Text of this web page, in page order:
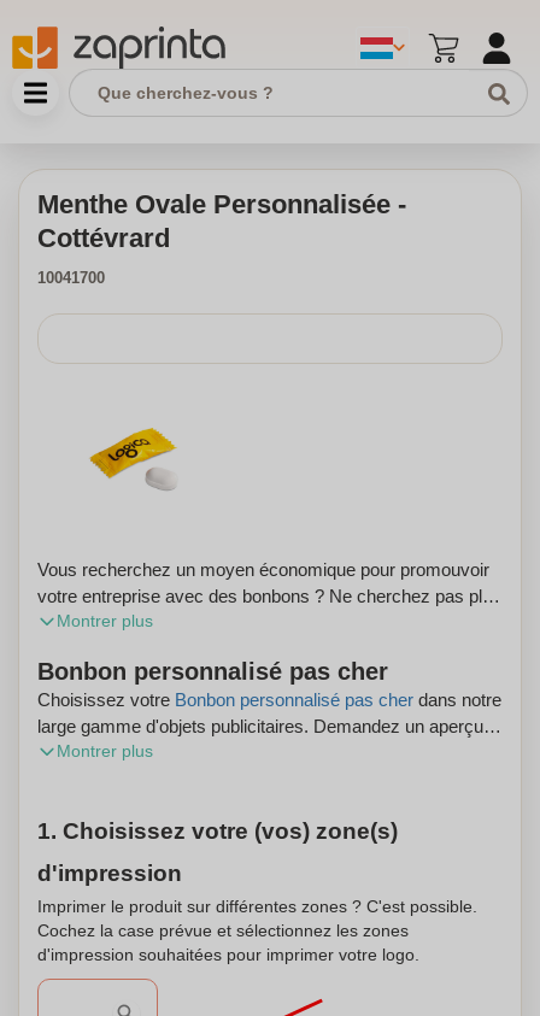
Menthe Ovale Personnalisée -
Cottévrard
10041700
Vous recherchez un moyen économique pour promouvoir
votre entreprise avec des bonbons ? Ne cherchez pas plus
loin que notre Flowpack menthe poivrée. Ces petits
élégant, parfait pour attirer l'attention sur votre marque.
Avec la possibilité d'y ajouter votre propre logo, ils
deviennent un outil publicitaire incontournable. Ces
menthes ovales offrent une fraîcheur instantanée et
les salons professionnels, ou simplement comme cadeau
à vos clients pour leur rappeler votre marque. En plus de
ravir le palais, ces menthes contribuent à renforcer votre
identité visuelle de manière subtile mais efficace. Offrez à
vos clients une expérience mémorable tout en assurant la
visibilité continue de votre entreprise. En somme, le
Flowpack menthe poivrée est non seulement un produit
Montrer plus
Bonbon personnalisé pas cher
Choisissez votre Bonbon personnalisé pas cher dans notre
large gamme d'objets publicitaires. Demandez un aperçu
numérique gratuit et profitez de la livraison gratuite de votre
Montrer plus
1. Choisissez votre (vos) zone(s)
d'impression
Imprimer le produit sur différentes zones ? C'est possible.
Cochez la case prévue et sélectionnez les zones
d'impression souhaitées pour imprimer votre logo.